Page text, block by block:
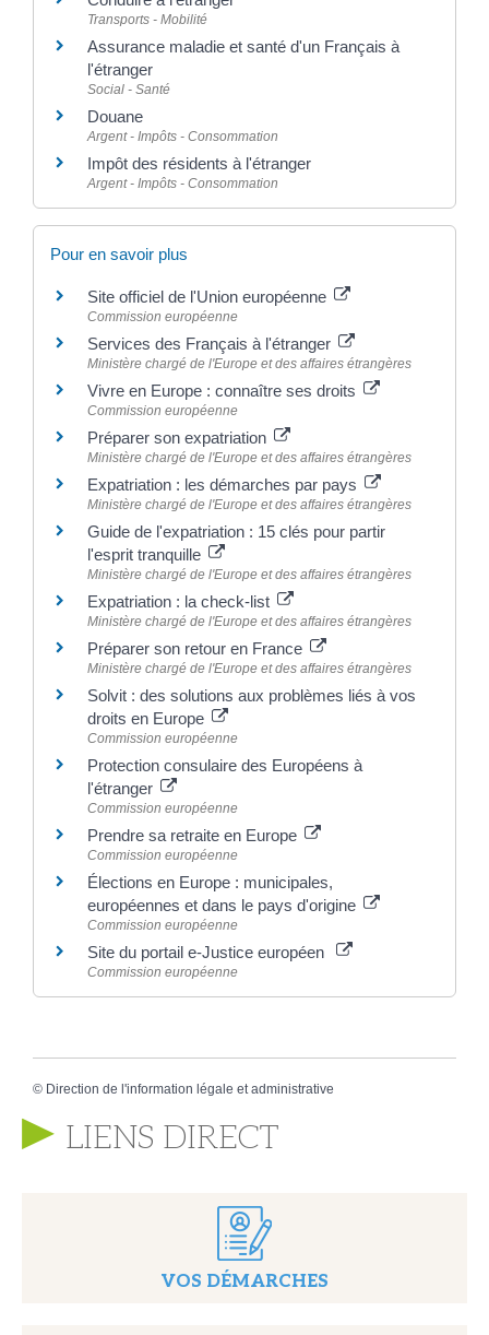
Transports - Mobilité
Assurance maladie et santé d'un Français à
l'étranger
Social - Santé
Douane
Argent - Impôts - Consommation
Impôt des résidents à l'étranger
Argent - Impôts - Consommation
Pour en savoir plus
Site officiel de l'Union européenne
Commission européenne
Services des Français à l'étranger
Ministère chargé de l'Europe et des affaires étrangères
Vivre en Europe : connaître ses droits
Commission européenne
Préparer son expatriation
Ministère chargé de l'Europe et des affaires étrangères
Expatriation : les démarches par pays
Ministère chargé de l'Europe et des affaires étrangères
Guide de l'expatriation : 15 clés pour partir
l'esprit tranquille
Ministère chargé de l'Europe et des affaires étrangères
Expatriation : la check-list
Ministère chargé de l'Europe et des affaires étrangères
Préparer son retour en France
Ministère chargé de l'Europe et des affaires étrangères
Solvit : des solutions aux problèmes liés à vos
droits en Europe
Commission européenne
Protection consulaire des Européens à
l'étranger
Commission européenne
Prendre sa retraite en Europe
Commission européenne
Élections en Europe : municipales,
européennes et dans le pays d'origine
Commission européenne
Site du portail e-Justice européen
Commission européenne
© Direction de l'information légale et administrative
LIENS DIRECT
VOS DÉMARCHES